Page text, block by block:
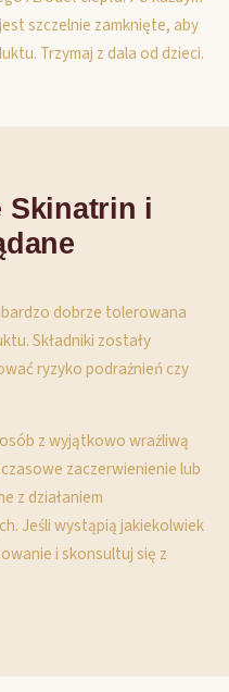
szczelnie zamknięte, aby
Trzymaj z dala od dzieci.
Skinatrin i
bardzo dobrze tolerowana
Składniki zostały
ryzyko podrażnień czy
z wyjątkowo wrażliwą
zaczerwienienie lub
z działaniem
Jeśli wystąpią jakiekolwiek
i skonsultuj się z